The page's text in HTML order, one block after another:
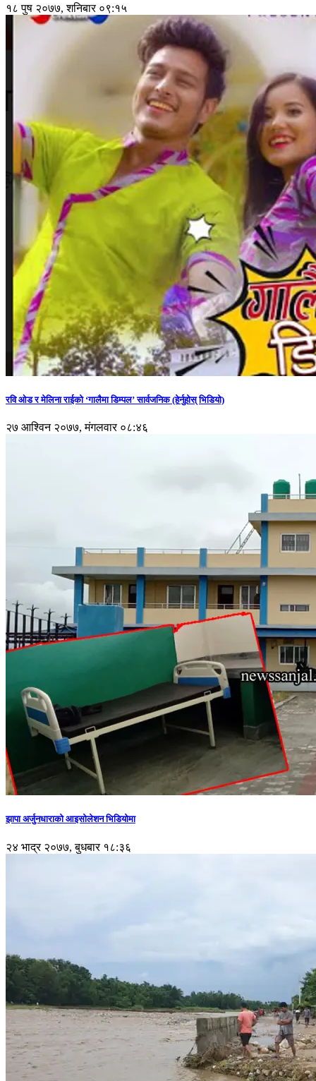
१८ पुष २०७७, शनिबार ०९:१५
रवि ओड र मेलिना राईको ‘गालैमा डिम्पल’ सार्वजनिक (हेर्नुहोस् भिडियो)
२७ आश्विन २०७७, मंगलवार ०८:४६
झापा अर्जुनधाराको आइसोलेशन भिडियोमा
२४ भाद्र २०७७, बुधबार १८:३६